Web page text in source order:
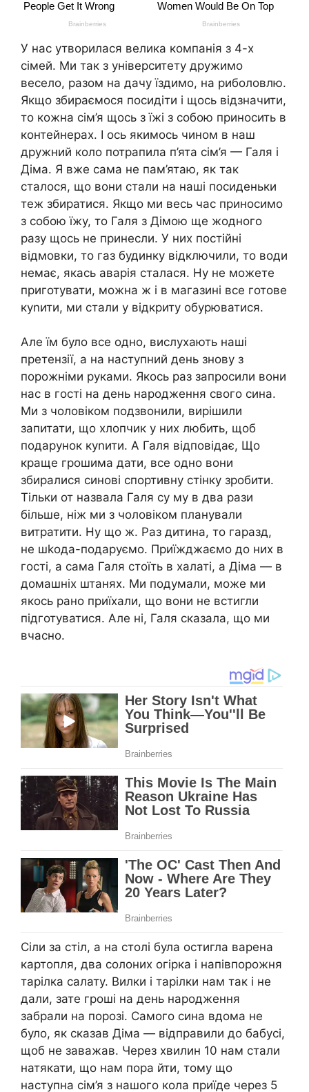
У нас утворилася велика компанія з 4-х
сімей. Ми так з університету дружимо
весело, разом на дачу їздимо, на риболовлю.
Якщо збираємося посидіти і щось відзначити,
то кожна сім’я щось з їжі з собою приносить в
контейнерах. І ось якимось чином в наш
дружний коло потрапила п’ята сім’я — Галя і
Діма. Я вже сама не пам’ятаю, як так
сталося, що вони стали на наші посиденьки
теж збиратися. Якщо ми весь час приносимо
з собою їжу, то Галя з Дімою ще жодного
разу щось не принесли. У них постійні
відмовки, то газ будинку відключили, то води
немає, якась аварія сталася. Ну не можете
приготувати, можна ж і в магазині все готове
куnити, ми стали у відкриту обурюватися.
Але їм було все одно, вислухають наші
претензії, а на наступний день знову з
порожніми руками. Якось раз запросили вони
нас в гості на день народження свого сина.
Ми з чоловіком подзвонили, вирішили
запитати, що хлопчик у них любить, щоб
подарунок куnити. А Галя відповідає, Що
краще грошима дати, все одно вони
збиралися синові спортивну стінку зробити.
Тільки от назвала Галя су му в два рази
більше, ніж ми з чоловіком планували
витратити. Ну що ж. Раз дитина, то гаразд,
не шkода-подаруємо. Приїжджаємо до них в
гості, а сама Галя стоїть в халаті, а Діма — в
домашніх штанях. Ми подумали, може ми
якось рано приїхали, що вони не встигли
підготуватися. Але ні, Галя сказала, що ми
вчасно.
Сіли за стіл, а на столі була остигла варена
картопля, два солоних огірка і напівпорожня
тарілка салату. Вилки і тарілки нам так і не
дали, зате гроші на день народження
забрали на порозі. Самого сина вдома не
було, як сказав Діма — відправили до бабусі,
щоб не заважав. Через хвилин 10 нам стали
натякати, що нам пора йти, тому що
наступна сім’я з нашого кола приїде через 5